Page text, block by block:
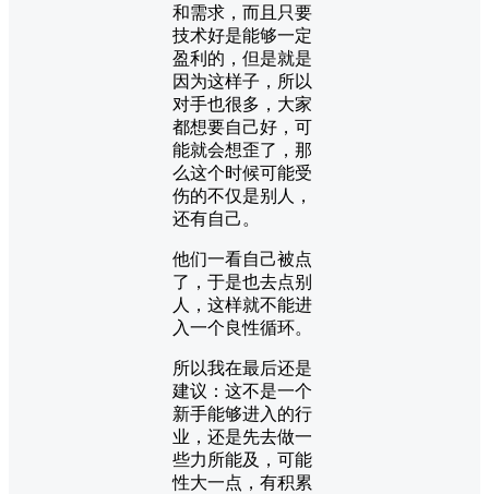
和需求，而且只要
技术好是能够一定
盈利的，但是就是
因为这样子，所以
对手也很多，大家
都想要自己好，可
能就会想歪了，那
么这个时候可能受
伤的不仅是别人，
还有自己。
他们一看自己被点
了，于是也去点别
人，这样就不能进
入一个良性循环。
所以我在最后还是
建议：这不是一个
新手能够进入的行
业，还是先去做一
些力所能及，可能
性大一点，有积累